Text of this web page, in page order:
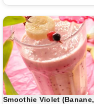
Smoothie Violet (Banane,